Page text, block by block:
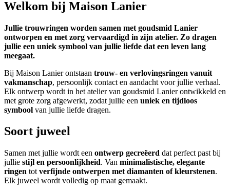
Welkom bij Maison Lanier
Jullie trouwringen worden samen met goudsmid Lanier
ontworpen en met zorg vervaardigd in zijn atelier. Zo dragen
jullie een uniek symbool van jullie liefde dat een leven lang
meegaat.
Bij Maison Lanier ontstaan trouw- en verlovingsringen vanuit
vakmanschap, persoonlijk contact en aandacht voor jullie verhaal.
Elk ontwerp wordt in het atelier van goudsmid Lanier ontwikkeld en
met grote zorg afgewerkt, zodat jullie een uniek en tijdloos
symbool van jullie liefde dragen.
Soort juweel
Samen met jullie wordt een ontwerp gecreëerd dat perfect past bij
jullie stijl en persoonlijkheid. Van minimalistische, elegante
ringen tot verfijnde ontwerpen met diamanten of kleurstenen.
Elk juweel wordt volledig op maat gemaakt.